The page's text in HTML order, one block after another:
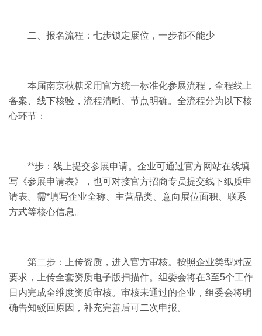
二、报名流程：七步锁定展位，一步都不能少
本届南京秋糖采用官方统一标准化参展流程，全程线上
备案、线下核验，流程清晰、节点明确。全流程分为以下核
心环节：
**步：线上提交参展申请。企业可通过官方网站在线填
写《参展申请表》，也可对接官方招商专员提交线下纸质申
请表。需*填写企业全称、主营品类、意向展位面积、联系
方式等核心信息。
第二步：上传资质，进入官方审核。按照企业类型对应
要求，上传全套资质电子版扫描件。组委会将在3至5个工作
日内完成全维度资质审核。审核未通过的企业，组委会将明
确告知驳回原因，补充完善后可二次申报。